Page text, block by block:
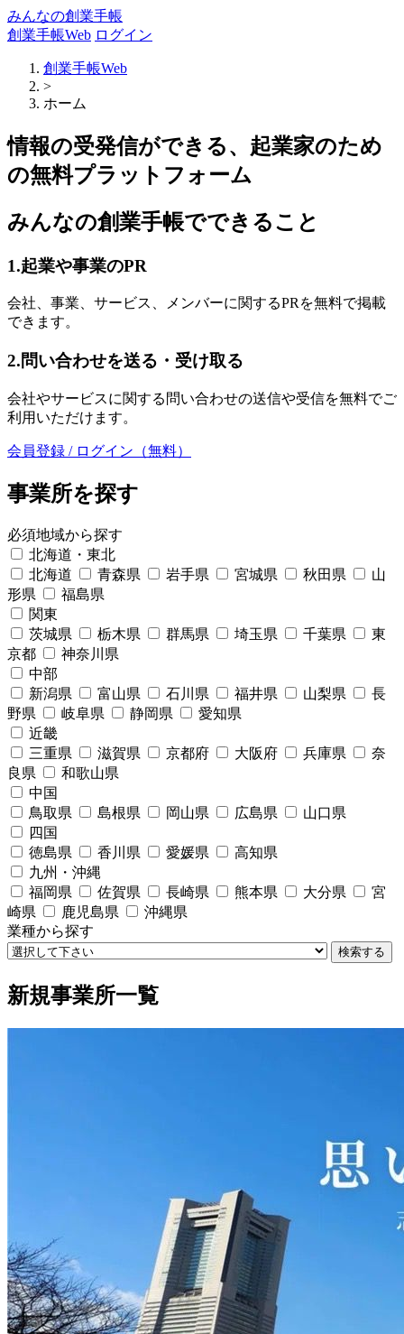
みんなの創業手帳
創業手帳Web ログイン
創業手帳Web
>
ホーム
情報の受発信ができる、起業家のため
の無料プラットフォーム
みんなの創業手帳でできること
1.起業や事業のPR
会社、事業、サービス、メンバーに関するPRを無料で掲載
できます。
2.問い合わせを送る・受け取る
会社やサービスに関する問い合わせの送信や受信を無料でご
利用いただけます。
会員登録 / ログイン（無料）
事業所を探す
必須地域から探す
北海道・東北
北海道
青森県 岩手県 宮城県 秋田県
山
形県
福島県
関東
茨城県
栃木県 群馬県 埼玉県 千葉県
東
京都
神奈川県
中部
新潟県
富山県 石川県 福井県 山梨県
長
野県
岐阜県 静岡県
愛知県
近畿
三重県
滋賀県 京都府 大阪府 兵庫県
奈
良県
和歌山県
中国
鳥取県
島根県 岡山県 広島県
山口県
四国
徳島県
香川県 愛媛県
高知県
九州・沖縄
福岡県
佐賀県 長崎県 熊本県 大分県
宮
崎県
鹿児島県
沖縄県
業種から探す
検索する
新規事業所一覧